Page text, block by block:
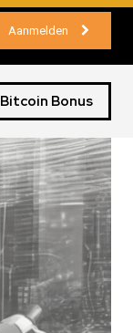
Aanmelden
Bitcoin Bonus